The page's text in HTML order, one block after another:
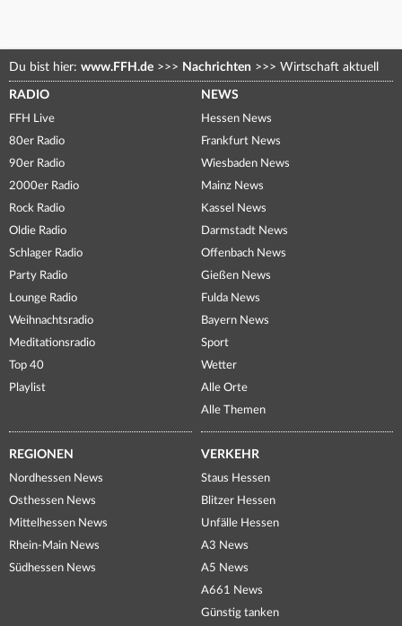
Du bist hier: www.FFH.de >>> Nachrichten >>> Wirtschaft aktuell
RADIO
FFH Live
80er Radio
90er Radio
2000er Radio
Rock Radio
Oldie Radio
Schlager Radio
Party Radio
Lounge Radio
Weihnachtsradio
Meditationsradio
Top 40
Playlist
NEWS
Hessen News
Frankfurt News
Wiesbaden News
Mainz News
Kassel News
Darmstadt News
Offenbach News
Gießen News
Fulda News
Bayern News
Sport
Wetter
Alle Orte
Alle Themen
REGIONEN
Nordhessen News
Osthessen News
Mittelhessen News
Rhein-Main News
Südhessen News
VERKEHR
Staus Hessen
Blitzer Hessen
Unfälle Hessen
A3 News
A5 News
A661 News
Günstig tanken